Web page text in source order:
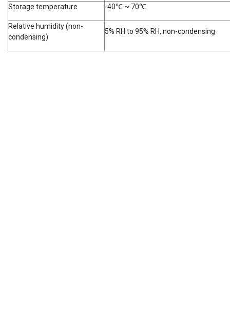
Storage temperature -40℃ ~ 70℃
Relative humidity (non-
condensing)
5% RH to 95% RH, non-condensing